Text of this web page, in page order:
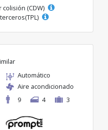
(CDW)
Automático
Aire acondicionado
9
4 3